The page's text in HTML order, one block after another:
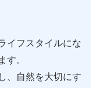
イフスタイルにな
す。
、自然を大切にす